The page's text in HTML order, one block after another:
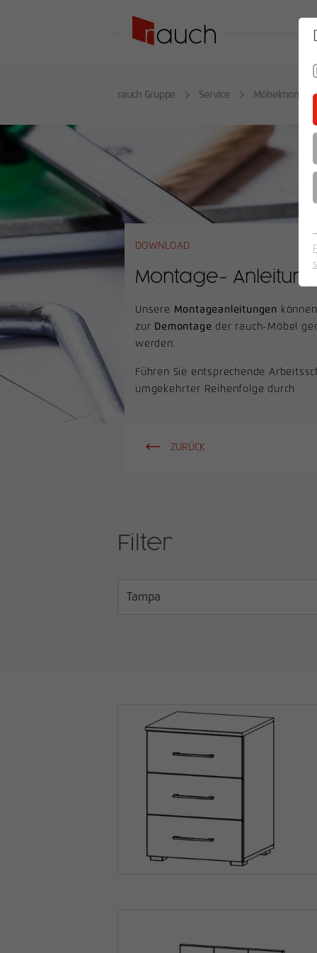
rauch Gruppe Service
Montage-
DOWNLOAD
Unsere Montageanleitungen
zur Demontage der rauch-Möbel
werden.
Führen Sie entsprechende
umgekehrter Reihenfolge durch.
ZURÜCK
Filter